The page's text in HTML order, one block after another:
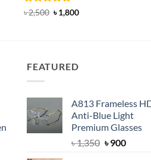
Rated 5
৳2,500 Original
price
৳1,800Current
FEATURED
A813 Frameless
Anti-Blue Light
Premium Glasses
৳1,350 Original
৳900